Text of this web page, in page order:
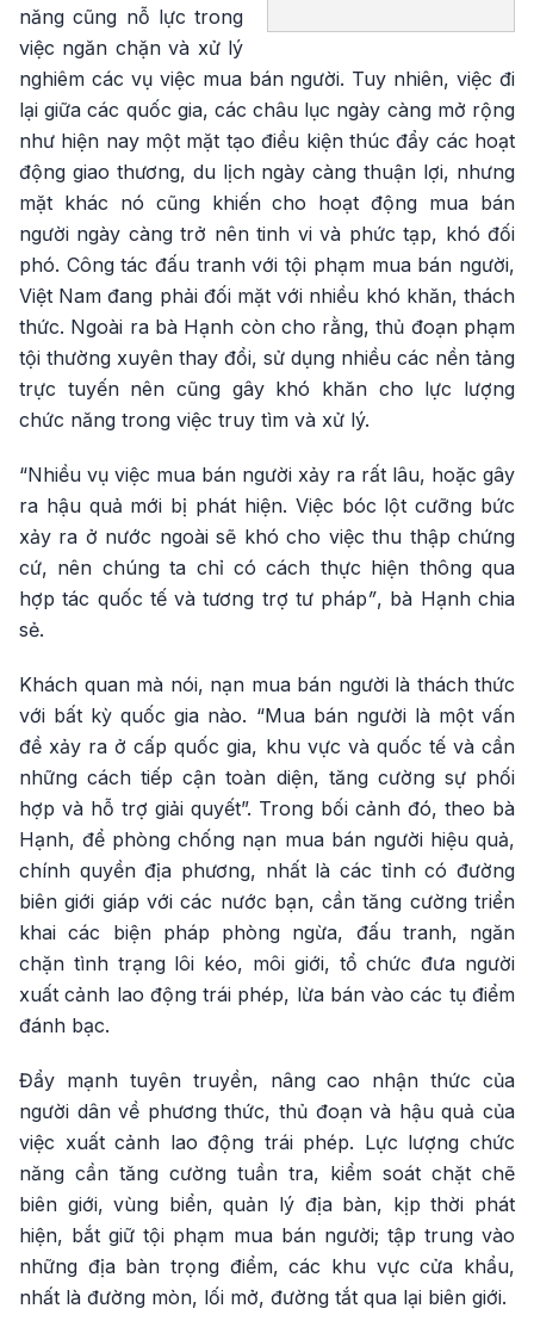
năng cũng nỗ lực trong
việc ngăn chặn và xử lý
nghiêm các vụ việc mua bán người. Tuy nhiên, việc đi
lại giữa các quốc gia, các châu lục ngày càng mở rộng
như hiện nay một mặt tạo điều kiện thúc đẩy các hoạt
động giao thương, du lịch ngày càng thuận lợi, nhưng
mặt khác nó cũng khiến cho hoạt động mua bán
người ngày càng trở nên tinh vi và phức tạp, khó đối
phó. Công tác đấu tranh với tội phạm mua bán người,
Việt Nam đang phải đối mặt với nhiều khó khăn, thách
thức. Ngoài ra bà Hạnh còn cho rằng, thủ đoạn phạm
tội thường xuyên thay đổi, sử dụng nhiều các nền tảng
trực tuyến nên cũng gây khó khăn cho lực lượng
chức năng trong việc truy tìm và xử lý.
“Nhiều vụ việc mua bán người xảy ra rất lâu, hoặc gây
ra hậu quả mới bị phát hiện. Việc bóc lột cưỡng bức
xảy ra ở nước ngoài sẽ khó cho việc thu thập chứng
cứ, nên chúng ta chỉ có cách thực hiện thông qua
hợp tác quốc tế và tương trợ tư pháp”, bà Hạnh chia
sẻ.
Khách quan mà nói, nạn mua bán người là thách thức
với bất kỳ quốc gia nào. “Mua bán người là một vấn
đề xảy ra ở cấp quốc gia, khu vực và quốc tế và cần
những cách tiếp cận toàn diện, tăng cường sự phối
hợp và hỗ trợ giải quyết”. Trong bối cảnh đó, theo bà
Hạnh, để phòng chống nạn mua bán người hiệu quả,
chính quyền địa phương, nhất là các tỉnh có đường
biên giới giáp với các nước bạn, cần tăng cường triển
khai các biện pháp phòng ngừa, đấu tranh, ngăn
chặn tình trạng lôi kéo, môi giới, tổ chức đưa người
xuất cảnh lao động trái phép, lừa bán vào các tụ điểm
đánh bạc.
Đẩy mạnh tuyên truyền, nâng cao nhận thức của
người dân về phương thức, thủ đoạn và hậu quả của
việc xuất cảnh lao động trái phép. Lực lượng chức
năng cần tăng cường tuần tra, kiểm soát chặt chẽ
biên giới, vùng biển, quản lý địa bàn, kịp thời phát
hiện, bắt giữ tội phạm mua bán người; tập trung vào
những địa bàn trọng điểm, các khu vực cửa khẩu,
nhất là đường mòn, lối mở, đường tắt qua lại biên giới.